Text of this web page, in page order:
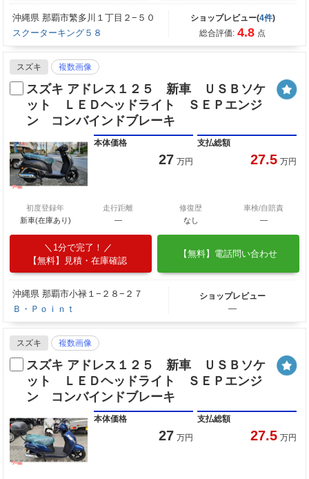
沖縄県 那覇市繁多川１丁目２−５０
スクーターキング５８
ショップレビュー(4件)
総合評価: 4.8 点
スズキ 複数画像
スズキ アドレス１２５ 新車 ＵＳＢソケ
ット ＬＥＤヘッドライト ＳＥＰエンジ
ン コンバインドブレーキ
本体価格
27 万円
支払総額
27.5 万円
初度登録年
新車(在庫あり)
走行距離
―
修復歴
なし
車検/自賠責
―
1分で完了！
【無料】見積・在庫確認
【無料】電話問い合わせ
沖縄県 那覇市小禄１−２８−２７
Ｂ・Ｐｏｉｎｔ
ショップレビュー
―
スズキ 複数画像
スズキ アドレス１２５ 新車 ＵＳＢソケ
ット ＬＥＤヘッドライト ＳＥＰエンジ
ン コンバインドブレーキ
本体価格
27 万円
支払総額
27.5 万円